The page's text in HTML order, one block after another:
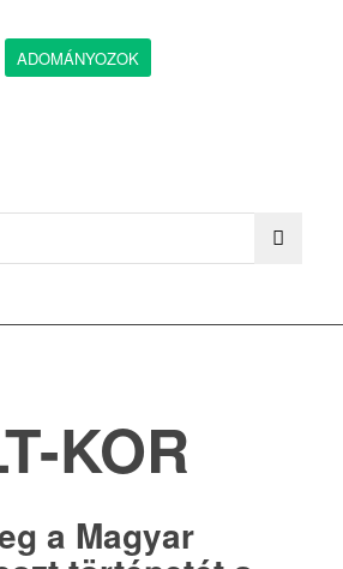
ADOMÁNYOZOK
KOR
a Magyar